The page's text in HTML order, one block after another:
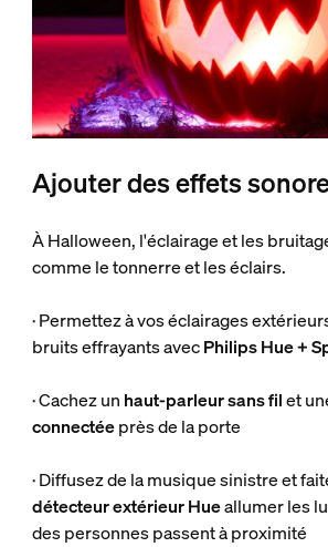
Ajouter des effets
À Halloween, l'éclairage et les
comme le tonnerre et les éclairs.
· Permettez à vos éclairages
bruits effrayants avecPhilips Hue +
· Cachez un haut-parleur sans filet
connectéeprès de la porte
· Diffusez de la musique sinistre et
détecteur extérieur Hueallumer les
des personnes passent à proximité